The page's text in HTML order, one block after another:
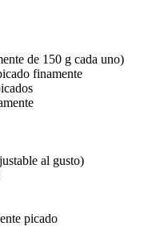
de 150 g cada uno)
finamente
al gusto)
picado